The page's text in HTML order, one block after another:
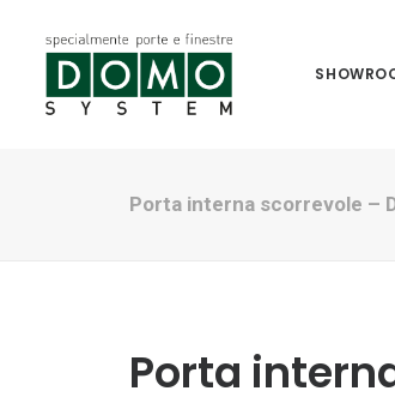
Porta interna scorrevole –
Porta